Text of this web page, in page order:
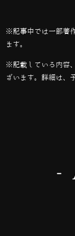
※記事中では一部著
ます。
※記載している内容
ざいます。詳細は、